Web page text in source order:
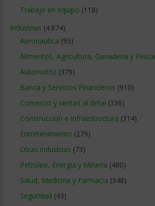
Trabajo en equipo (118)
Industrias (4.874)
Aeronautica (95)
Alimentos, Agricultura, Ganaderia y Pesca
Automotriz(379)
Banca y Servicios Financieros (910)
Comercio y ventas al detal (336)
Construccion e Infraestructura (314)
Entretenimiento (279)
Otras industrias (73)
Petroleo, Energia y Mineria (480)
Salud, Medicina y Farmacia (348)
Seguridad (43)